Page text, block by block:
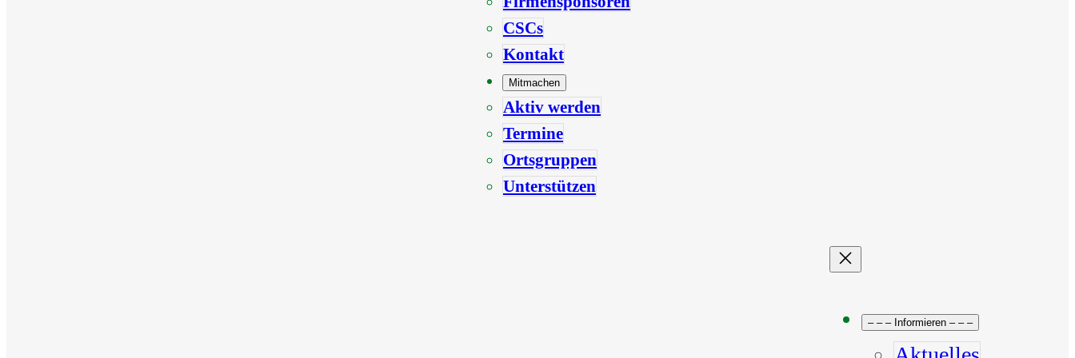
CSCs
Kontakt
Mitmachen
Aktiv werden
Termine
Ortsgruppen
Unterstützen
– – – Informieren – – –